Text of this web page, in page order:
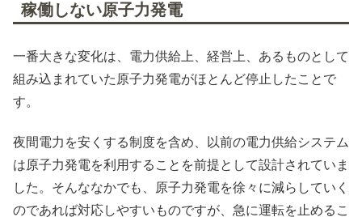
稼働しない原子力発電
一番大きな変化は、電力供給上、経営上、あるものとして
組み込まれていた原子力発電がほとんど停止したことで
す。
夜間電力を安くする制度を含め、以前の電力供給システム
は原子力発電を利用することを前提として設計されていま
した。そんななかでも、原子力発電を徐々に減らしていく
のであれば対応しやすいものですが、急に運転を止めるこ